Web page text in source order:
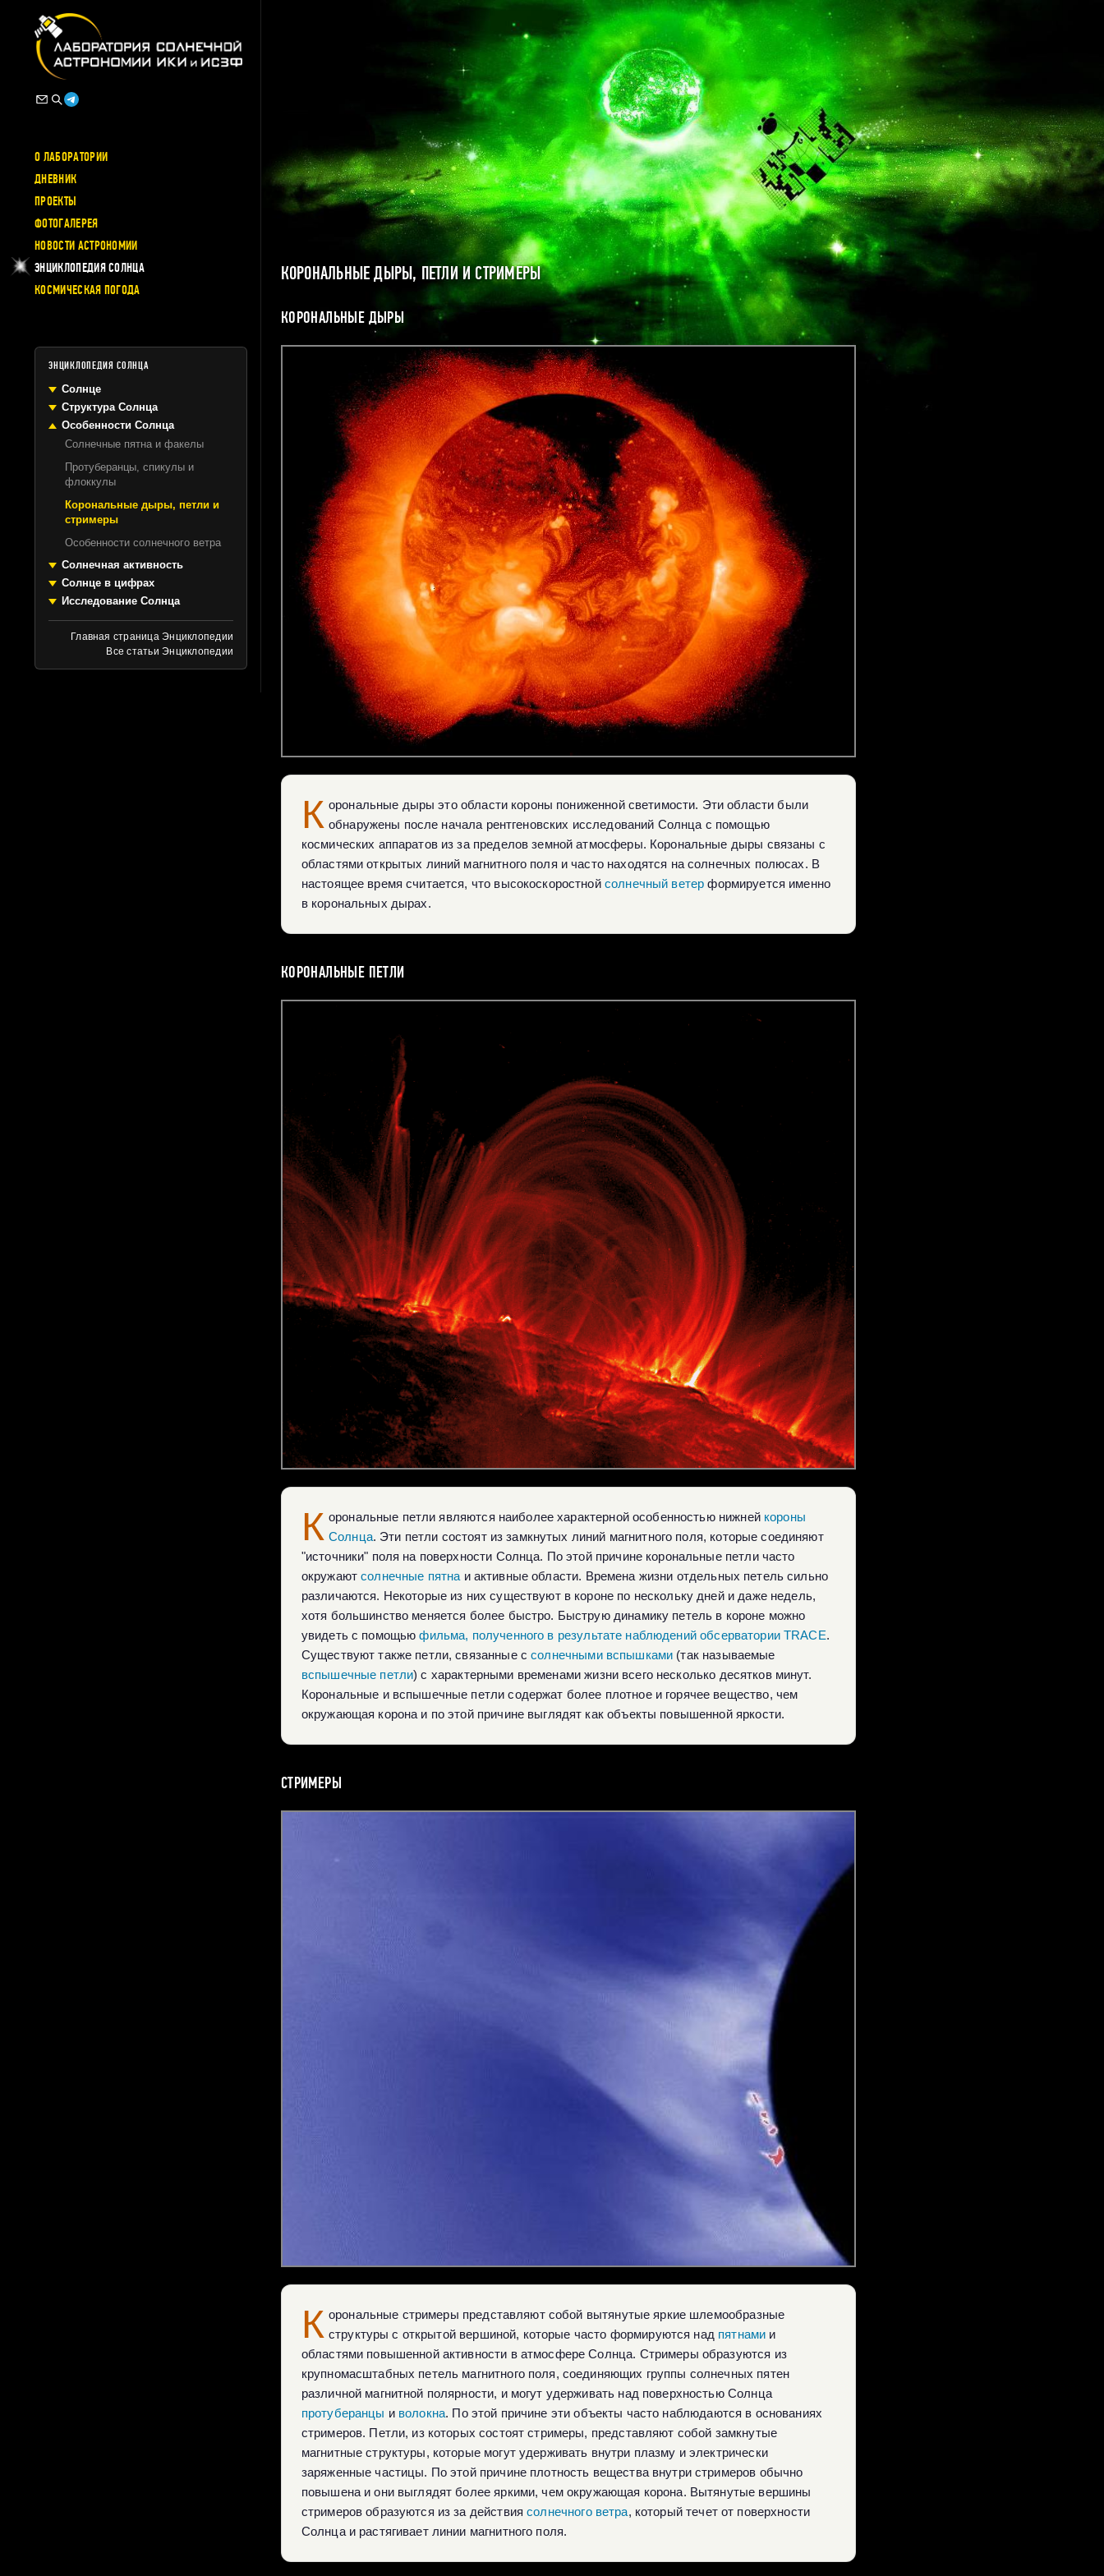
О ЛАБОРАТОРИИ
ДНЕВНИК
ПРОЕКТЫ
ФОТОГАЛЕРЕЯ
НОВОСТИ АСТРОНОМИИ
ЭНЦИКЛОПЕДИЯ СОЛНЦА
КОСМИЧЕСКАЯ ПОГОДА
ЭНЦИКЛОПЕДИЯ СОЛНЦА
Солнце
Структура Солнца
Особенности Солнца
Солнечные пятна и факелы
Протуберанцы, спикулы и
флоккулы
Корональные дыры, петли и
стримеры
Особенности солнечного ветра
Солнечная активность
Солнце в цифрах
Исследование Солнца
Главная страница Энциклопедии
Все статьи Энциклопедии
КОРОНАЛЬНЫЕ ДЫРЫ, ПЕТЛИ И СТРИМЕРЫ
КОРОНАЛЬНЫЕ ДЫРЫ
К орональные дыры это области короны пониженной светимости. Эти области были
обнаружены после начала рентгеновских исследований Солнца с помощью
космических аппаратов из за пределов земной атмосферы. Корональные дыры связаны с
областями открытых линий магнитного поля и часто находятся на солнечных полюсах. В
настоящее время считается, что высокоскоростной солнечный ветер формируется именно
в корональных дырах.
КОРОНАЛЬНЫЕ ПЕТЛИ
К орональные петли являются наиболее характерной особенностью нижней короны
Солнца. Эти петли состоят из замкнутых линий магнитного поля, которые соединяют
"источники" поля на поверхности Солнца. По этой причине корональные петли часто
окружаютсолнечные пятна и активные области. Времена жизни отдельных петель сильно
различаются. Некоторые из них существуют в короне по нескольку дней и даже недель,
хотя большинство меняется более быстро. Быструю динамику петель в короне можно
увидеть с помощьюфильма, полученного в результате наблюдений обсерватории TRACE.
Существуют также петли, связанные ссолнечными вспышками (так называемые
вспышечные петли) с характерными временами жизни всего несколько десятков минут.
Корональные и вспышечные петли содержат более плотное и горячее вещество, чем
окружающая корона и по этой причине выглядят как объекты повышенной яркости.
СТРИМЕРЫ
К орональные стримеры представляют собой вытянутые яркие шлемообразные
структуры с открытой вершиной, которые часто формируются над пятнами и
областями повышенной активности в атмосфере Солнца. Стримеры образуются из
крупномасштабных петель магнитного поля, соединяющих группы солнечных пятен
различной магнитной полярности, и могут удерживать над поверхностью Солнца
протуберанцы и волокна. По этой причине эти объекты часто наблюдаются в основаниях
стримеров. Петли, из которых состоят стримеры, представляют собой замкнутые
магнитные структуры, которые могут удерживать внутри плазму и электрически
заряженные частицы. По этой причине плотность вещества внутри стримеров обычно
повышена и они выглядят более яркими, чем окружающая корона. Вытянутые вершины
стримеров образуются из за действиясолнечного ветра, который течет от поверхности
Солнца и растягивает линии магнитного поля.